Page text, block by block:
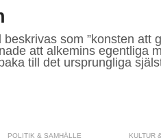
som ”konsten att
att alkemins egentliga
till det ursprungliga
POLITIK & SAMHÄLLE KULTUR